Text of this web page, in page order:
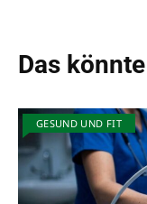
Das
GESUND UND FIT